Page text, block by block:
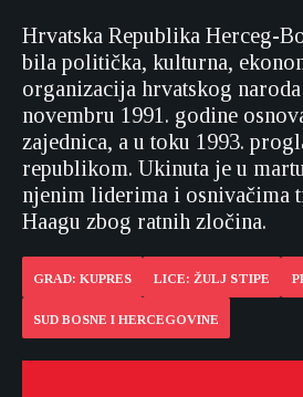
Hrvatska Republika Herceg-
bila politička, kulturna,
organizacija hrvatskog
novembru 1991. godine
zajednica, a u toku 1993.
republikom. Ukinuta je u
njenim liderima i osnivačima
Haagu zbog ratnih zločina.
GRAD: KUPRES LICE: ŽULJ STIPE
SUD BOSNE I HERCEGOVINE